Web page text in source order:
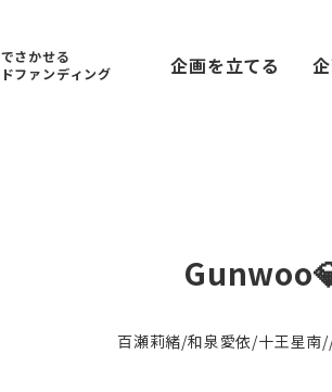
さかせる
ファンディング
企画を立てる
百瀬莉緒/和泉愛依/十王星